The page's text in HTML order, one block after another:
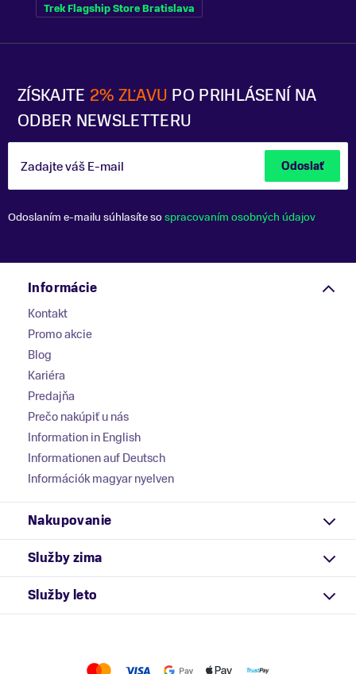
ZÍSKAJTE 2% ZĽAVU PO PRIHLÁSENÍ NA
ODBER NEWSLETTERU
Zadajte váš E-mail Odoslať
Odoslaním e-mailu súhlasíte sospracovaním osobných údajov
Trek Flagship Store Bratislava
Informácie
Kontakt
Promo akcie
Blog
Kariéra
Predajňa
Prečo nakúpiť u nás
Information in English
Informationen auf Deutsch
Információk magyar nyelven
Nakupovanie
Služby zima
Služby leto